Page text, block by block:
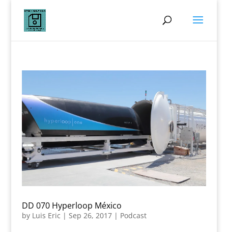
DD 070 Hyperloop México
by Luis Eric | Sep 26, 2017| Podcast